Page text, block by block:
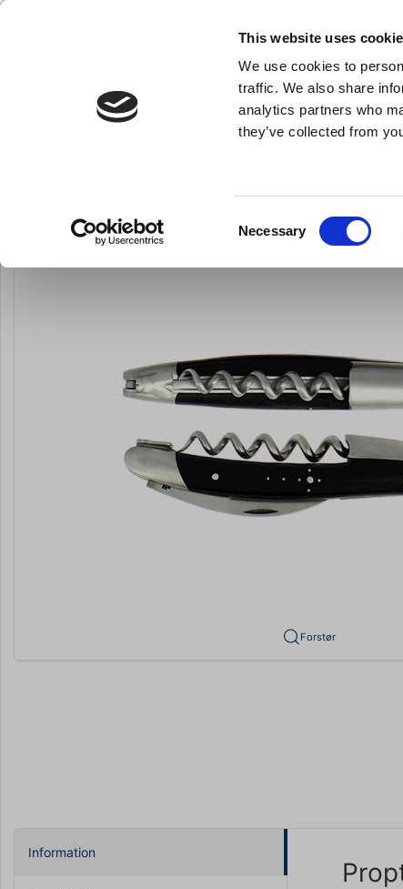
This website uses
We use cookies to
traffic. We also share
analytics partners who
they’ve collected from
Necessary
- Køkkenudstyr til professionelle og
Køkkenredskaber
Forstør
Information